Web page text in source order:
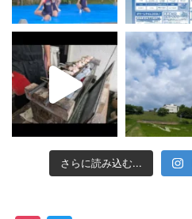
さらに読み込む...